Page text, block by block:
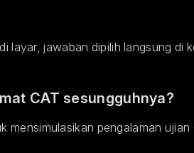
layar, jawaban dipilih langsung di
CAT sesungguhnya?
pengalaman ujian